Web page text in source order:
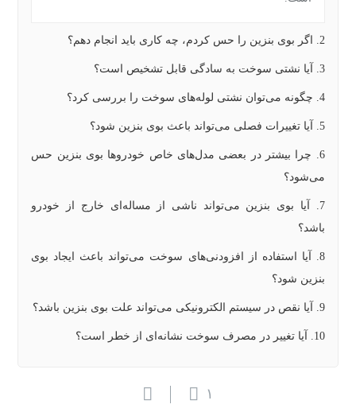
2. اگر بوی بنزین را حس کردم، چه کاری باید انجام دهم؟
3. آیا نشتی سوخت به سادگی قابل تشخیص است؟
4. چگونه می‌توان نشتی لوله‌های سوخت را بررسی کرد؟
5. آیا تغییرات فصلی می‌تواند باعث بوی بنزین شود؟
6. چرا بیشتر در بعضی مدل‌های خاص خودروها بوی بنزین حس
می‌شود؟
7. آیا بوی بنزین می‌تواند ناشی از مساله‌ای خارج از خودرو
باشد؟
8. آیا استفاده از افزودنی‌های سوخت می‌تواند باعث ایجاد بوی
بنزین شود؟
9. آیا نقص در سیستم الکترونیکی می‌تواند علت بوی بنزین باشد؟
10. آیا تغییر در مصرف سوخت نشانه‌ای از خطر است؟
۱